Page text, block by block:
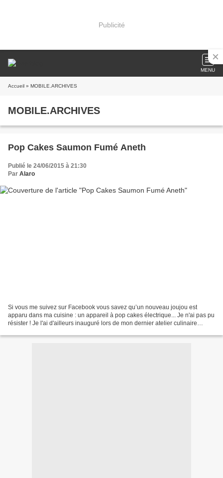
Publicité
MENU
Accueil » MOBILE.ARCHIVES
MOBILE.ARCHIVES
Pop Cakes Saumon Fumé Aneth
Publié le 24/06/2015 à 21:30
Par Alaro
Si vous me suivez sur Facebook vous savez qu’un nouveau joujou est
apparu dans ma cuisine : un appareil à pop cakes électrique... Je n'ai pas pu
résister ! Je l'ai d'ailleurs inauguré lors de mon dernier atelier culinaire